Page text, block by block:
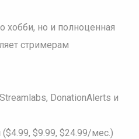
хобби, но и полноценная
стримерам
DonationAlerts и
($4.99, $9.99, $24.99/мес.)